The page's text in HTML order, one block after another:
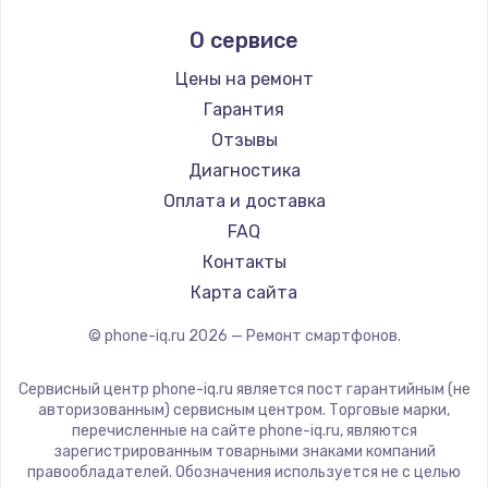
Заказать
Замена шим-контроллера
3900 руб.
Заказать
Настройка Wi-Fi
1040 руб.
Заказать
1195 руб.
Заказать
Ремонт смартфонов Nubia
Ремонт смартфонов Land Rover
Ремонт смартфонов Acer
Ремонт смартфонов HP
Ремонт смартфонов Poco
Ремонт смартфонов HTC
Ремонт смартфонов Blackmagic
Ремонт смартфонов Nothing
Ремонт смартфонов iQOO
Ginzzu
Highscreen
Irbis
Kyocera
LeEco
OnePlus
teXet
Motorola
Prestigio
Elephone
BlackView
Google
О сервисе
Цены на ремонт
Гарантия
Отзывы
Диагностика
Оплата и доставка
FAQ
Контакты
Карта сайта
© phone-iq.ru 2026 — Ремонт смартфонов.
Сервисный центр phone-iq.ru является пост гарантийным (не
авторизованным) сервисным центром. Торговые марки,
перечисленные на сайте phone-iq.ru, являются
зарегистрированным товарными знаками компаний
правообладателей. Обозначения используется не с целью